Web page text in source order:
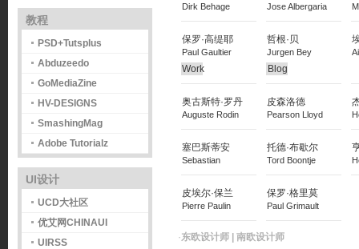
教程
PSD+Tutsplus
Abduzeedo
GoMediaZine
HV-DESIGNS
SmashingMag
Adobe Tutorialz
UI设计
UCD大社区
优艾网CHINAUI
UIRSS
Dirk Behage Jose Albergaria
保罗·高缇耶
Paul Gaultier
Work
哲根·贝
Jurgen Bey
Blog
奥古斯特·罗丹
Auguste Rodin
皮森洛德
Pearson Lloyd
塞巴斯蒂安
Sebastian
托德·布歇尔
Tord Boontje
皮埃尔·保兰
Pierre Paulin
保罗·格里莫
Paul Grimault
·东欧设计师 | 南欧设计师